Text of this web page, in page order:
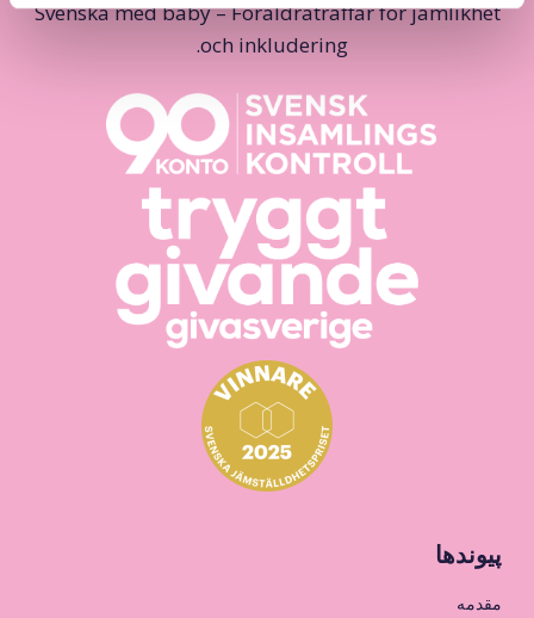
Svenska med baby – Föräldraträffar för jämlikhet
och inkludering.
پیوندها
مقدمه